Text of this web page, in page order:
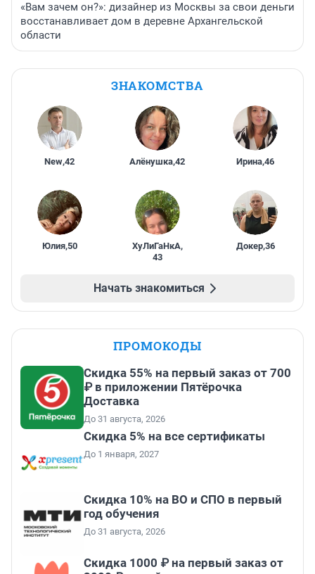
«Вам зачем он?»: дизайнер из Москвы за свои деньги
восстанавливает дом в деревне Архангельской
области
ЗНАКОМСТВА
New,42 Алёнушка,42 Ирина,46
Юлия,50 ХуЛиГаНкА,
43
Докер,36
Начать знакомиться
ПРОМОКОДЫ
Скидка 55% на первый заказ от 700
₽ в приложении Пятёрочка
Доставка
До 31 августа, 2026
Скидка 5% на все сертификаты
До 1 января, 2027
Скидка 10% на ВО и СПО в первый
год обучения
До 31 августа, 2026
Скидка 1000 ₽ на первый заказ от